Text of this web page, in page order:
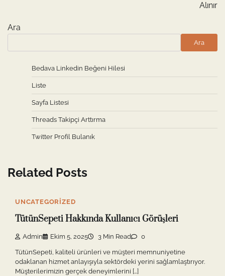
Alınır
Ara
Ara
Bedava Linkedin Beğeni Hilesi
Liste
Sayfa Listesi
Threads Takipçi Arttırma
Twitter Profil Bulanık
Related Posts
UNCATEGORIZED
TütünSepeti Hakkında Kullanıcı Görüşleri
Admin Ekim 5, 2025 3 Min Read 0
TütünSepeti, kaliteli ürünleri ve müşteri memnuniyetine
odaklanan hizmet anlayışıyla sektördeki yerini sağlamlaştırıyor.
Müşterilerimizin gerçek deneyimlerini […]